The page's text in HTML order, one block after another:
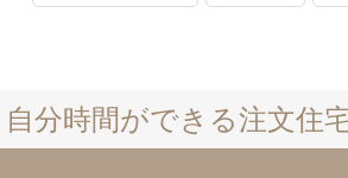
自分時間ができる注文住